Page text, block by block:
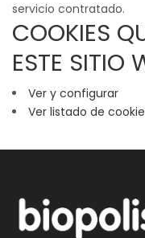
servicio contratado.
COOKIES
ESTE SITIO
Ver y configurar
Ver listado de